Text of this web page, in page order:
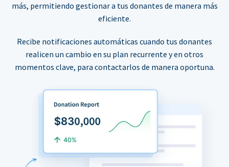
más, permitiendo gestionar a tus donantes de manera más
eficiente.
Recibe notificaciones automáticas cuando tus donantes
realicen un cambio en su plan recurrente y en otros
momentos clave, para contactarlos de manera oportuna.